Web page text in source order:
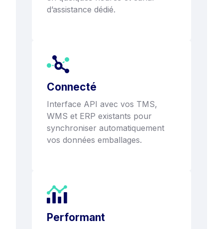
d’assistance dédié.
Connecté
Interface API avec vos TMS,
WMS et ERP existants pour
synchroniser automatiquement
vos données emballages.
Performant